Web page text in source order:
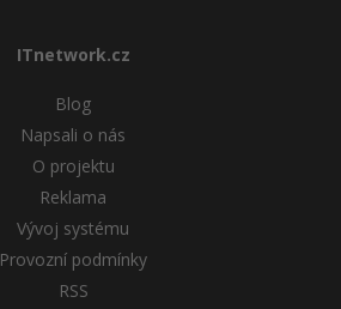
ITnetwork.cz
Blog
Napsali o nás
O projektu
Reklama
Vývoj systému
Provozní podmínky
RSS